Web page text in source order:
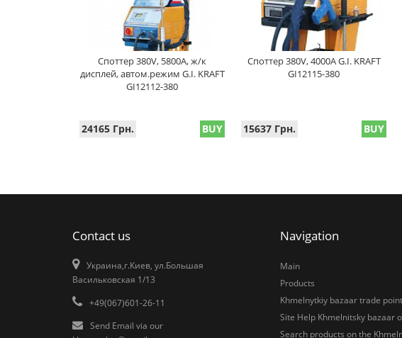
Споттер 380V, 5800A, ж/к
дисплей, автом.режим G.I. KRAFT
GI12112-380
24165 Грн. BUY
Споттер 380V, 4000A G.I. KRAFT
GI12115-380
15637 Грн. BUY
Contact us
Украина,г.Киев, ул.Большая
Васильковская 1/13
+49(067)601-26-11
Send Email via our
Navigation
Main
Products
Khmelnytkiy bazaar trade
Site Help Khmelnitsky bazaar
Search products on the